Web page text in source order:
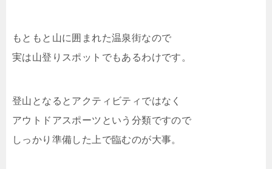
もともと山に囲まれた温泉街なので
実は山登りスポットでもあるわけです。
登山となるとアクティビティではなく
アウトドアスポーツという分類ですので
しっかり準備した上で臨むのが大事。